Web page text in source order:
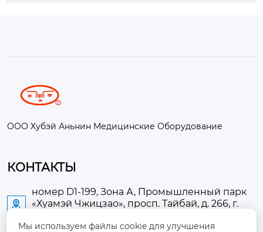
ООО Хубэй Аньнин Медицинские Оборудование
КОНТАКТЫ

номер D1-199, Зона А, Промышленный парк
«Хуамэй Чжицзао», просп. Тайбай, д. 266, г.
Мы используем файлы cookie для улучшения